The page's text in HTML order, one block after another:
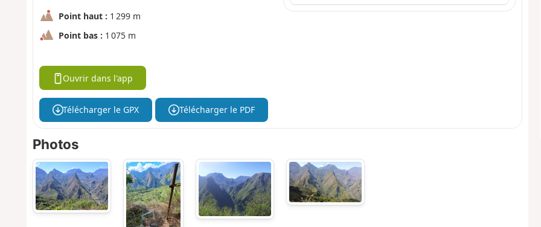
Point haut : 1 299 m
Point bas : 1 075 m
Ouvrir dans l'app
Télécharger le GPX Télécharger le PDF
Photos